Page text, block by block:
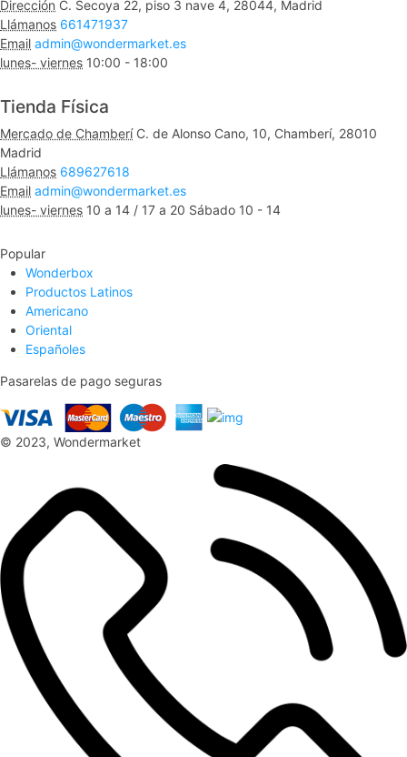
Dirección C. Secoya 22, piso 3 nave 4, 28044, Madrid
Llámanos 661471937
Email admin@wondermarket.es
lunes- viernes 10:00 - 18:00
Tienda Física
Mercado de Chamberí C. de Alonso Cano, 10, Chamberí, 28010
Madrid
Llámanos 689627618
Email admin@wondermarket.es
lunes- viernes 10 a 14 / 17 a 20 Sábado 10 - 14
Popular
Wonderbox
Productos Latinos
Americano
Oriental
Españoles
Pasarelas de pago seguras
© 2023, Wondermarket